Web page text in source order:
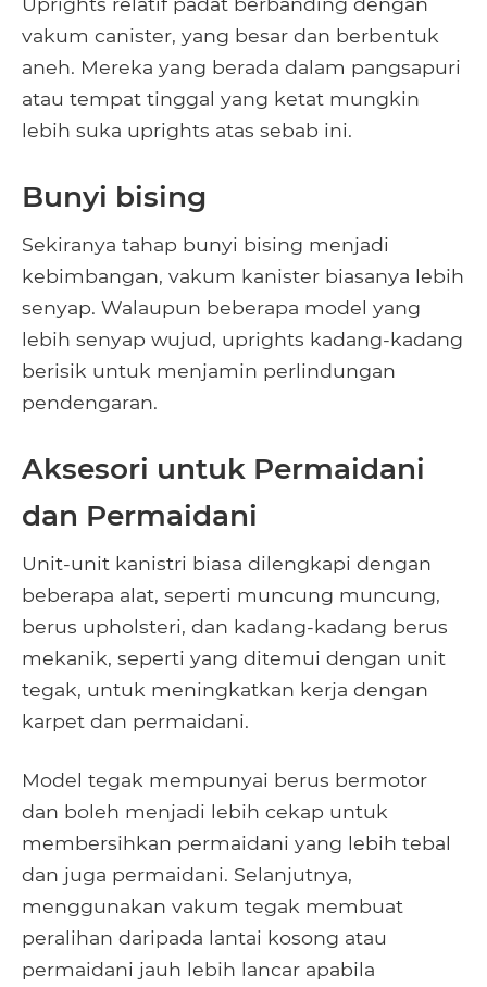
vakum canister, yang besar dan berbentuk
aneh. Mereka yang berada dalam pangsapuri
atau tempat tinggal yang ketat mungkin
lebih suka uprights atas sebab ini.
Bunyi bising
Sekiranya tahap bunyi bising menjadi
kebimbangan, vakum kanister biasanya lebih
senyap. Walaupun beberapa model yang
lebih senyap wujud, uprights kadang-kadang
berisik untuk menjamin perlindungan
pendengaran.
Aksesori untuk Permaidani
dan Permaidani
Unit-unit kanistri biasa dilengkapi dengan
beberapa alat, seperti muncung muncung,
berus upholsteri, dan kadang-kadang berus
mekanik, seperti yang ditemui dengan unit
tegak, untuk meningkatkan kerja dengan
karpet dan permaidani.
Model tegak mempunyai berus bermotor
dan boleh menjadi lebih cekap untuk
membersihkan permaidani yang lebih tebal
dan juga permaidani. Selanjutnya,
menggunakan vakum tegak membuat
peralihan daripada lantai kosong atau
permaidani jauh lebih lancar apabila